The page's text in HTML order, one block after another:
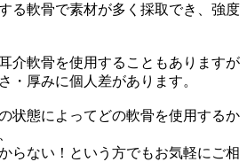
る軟骨で素材が多く採取でき、強度
介軟骨を使用することもありますが
・厚みに個人差があります。
状態によってどの軟骨を使用するか
らない！という方でもお気軽にご相